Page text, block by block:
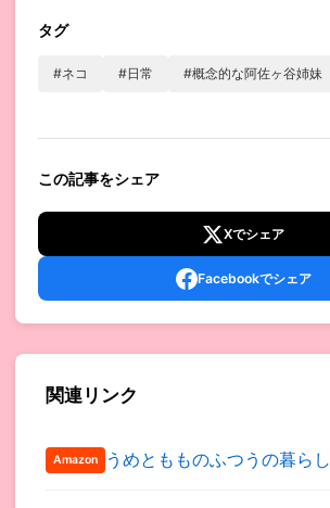
タグ
#ネコ #日常 #概念的な阿佐ヶ谷姉妹
この記事をシェア
Xでシェア
Facebookでシェア
関連リンク
Amazon うめともものふつうの暮らし